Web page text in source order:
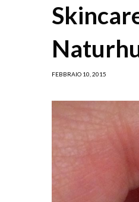
FEBBRAIO 10, 2015